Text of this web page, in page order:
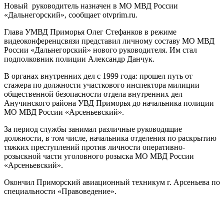
Новый руководитель назначен в МО МВД России
«Дальнегорский», сообщает otvprim.ru.
Глава УМВД Приморья Олег Стефанков в режиме
видеоконференцсвязи представил личному составу МО МВД
России «Дальнегорский» нового руководителя. Им стал
подполковник полиции Александр Данчук.
В органах внутренних дел с 1999 года: прошел путь от
стажера по должности участкового инспектора милиции
общественной безопасности отдела внутренних дел
Анучинского района УВД Приморья до начальника полиции
МО МВД России «Арсеньевский».
За период службы занимал различные руководящие
должности, в том числе, начальника отделения по раскрытию
тяжких преступлений против личности оперативно-
розыскной части уголовного розыска МО МВД России
«Арсеньевский».
Окончил Приморский авиационный техникум г. Арсеньева по
специальности «Правоведение».